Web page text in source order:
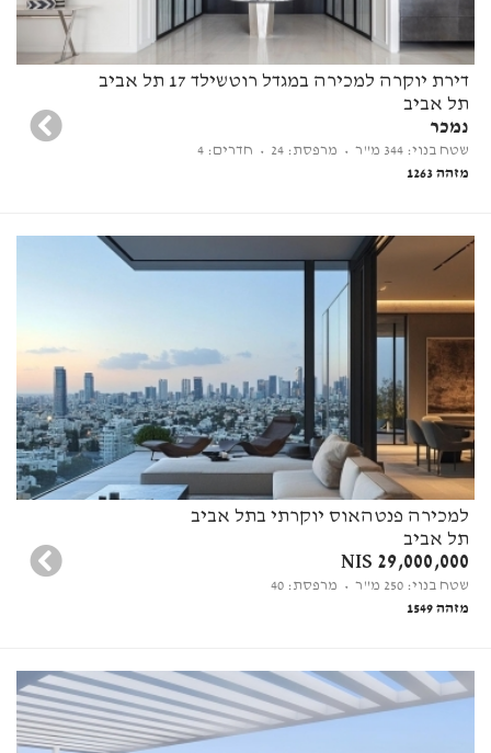
דירת יוקרה למכירה במגדל רוטשילד 17 תל אביב
תל אביב
נמכר
שטח בנוי: 344 מ"ר • מרפסת: 24
• חדרים: 4
מזהה 1263
למכירה פנטהאוס יוקרתי בתל אביב
תל אביב
29,000,000 NIS
שטח בנוי: 250 מ"ר
• מרפסת: 40
מזהה 1549